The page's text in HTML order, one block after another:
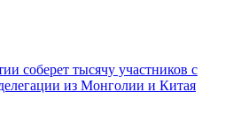
соберет тысячу участников с
из Монголии и Китая